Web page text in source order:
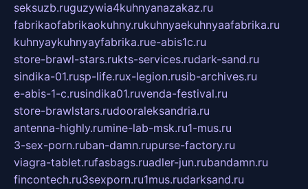
seksuzb.ruguzywia4kuhnyanazakaz.ru
fabrikaofabrikaokuhny.rukuhnyaekuhnyaafabrika.ru
kuhnyaykuhnyayfabrika.rue-abis1c.ru
store-brawl-stars.rukts-services.rudark-sand.ru
sindika-01.rusp-life.rux-legion.rusib-archives.ru
e-abis-1-c.rusindika01.ruvenda-festival.ru
store-brawlstars.rudooraleksandria.ru
antenna-highly.rumine-lab-msk.ru1-mus.ru
3-sex-porn.ruban-damn.rupurse-factory.ru
viagra-tablet.rufasbags.ruadler-jun.rubandamn.ru
fincontech.ru3sexporn.ru1mus.rudarksand.ru